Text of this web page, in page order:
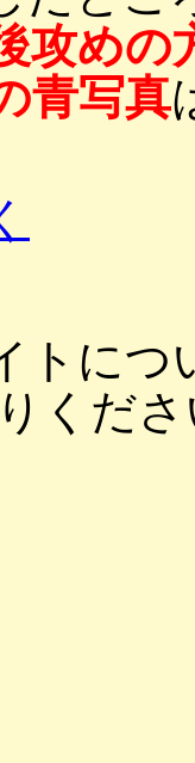
攻めの
青写真
トにつ
くだ